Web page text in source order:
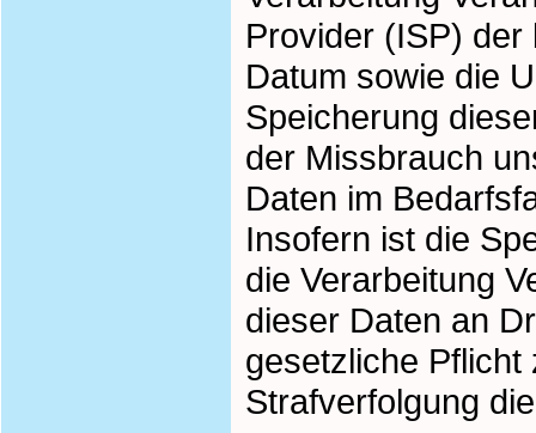
Provider (ISP)
Datum sowie die
Speicherung
der Missbrauch
Daten im
Insofern ist die
die Verarbeitung
dieser Daten an
gesetzliche Pflicht
Strafverfolgung